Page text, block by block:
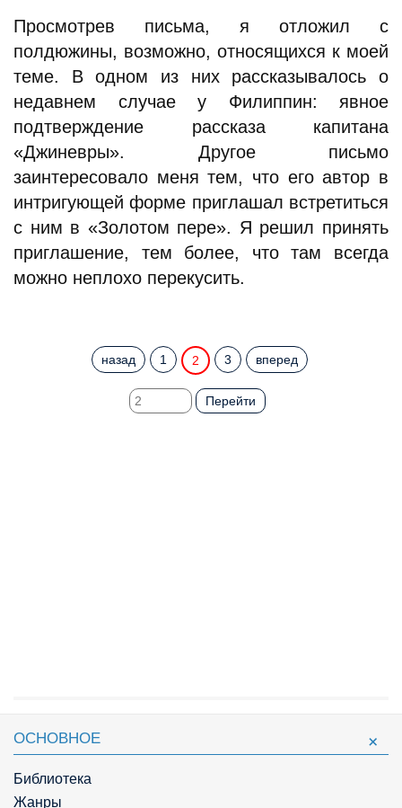
Просмотрев письма, я отложил с
полдюжины, возможно, относящихся к моей
теме. В одном из них рассказывалось о
недавнем случае у Филиппин: явное
подтверждение рассказа капитана
«Джиневры». Другое письмо
заинтересовало меня тем, что его автор в
интригующей форме приглашал встретиться
с ним в «Золотом пере». Я решил принять
приглашение, тем более, что там всегда
можно неплохо перекусить.
назад 1 2 3 вперед
Перейти
ОСНОВНОЕ
Библиотека
Жанры